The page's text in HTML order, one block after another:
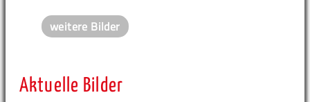
weitere Bilder
Aktuelle Bilder